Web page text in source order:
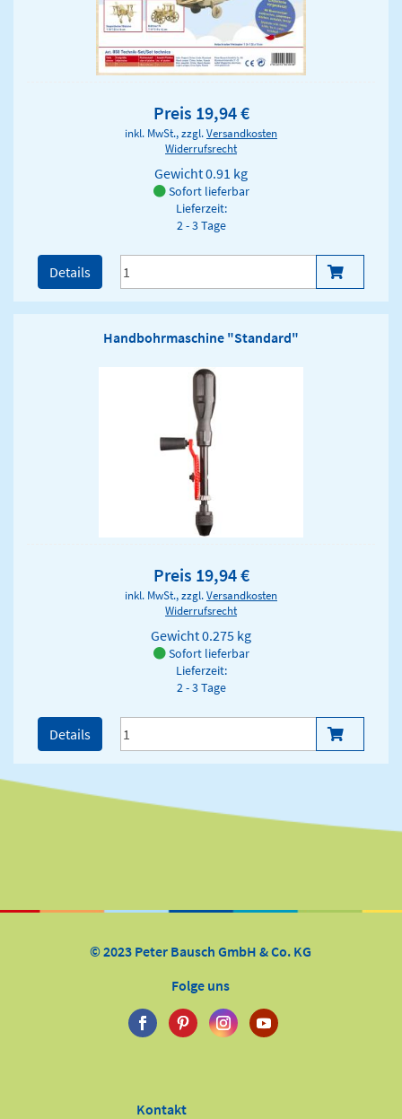
Preis 19,94 €
inkl. MwSt., zzgl.Versandkosten
Widerrufsrecht
Gewicht0.91 kg
Sofort lieferbar
Lieferzeit:
2 - 3 Tage
Details
Handbohrmaschine "Standard"
Preis 19,94 €
inkl. MwSt., zzgl.Versandkosten
Widerrufsrecht
Gewicht0.275 kg
Sofort lieferbar
Lieferzeit:
2 - 3 Tage
Details
© 2023 Peter Bausch GmbH & Co. KG
Folge uns
Kontakt